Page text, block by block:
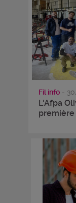
Fil info -
L'Afpa
première